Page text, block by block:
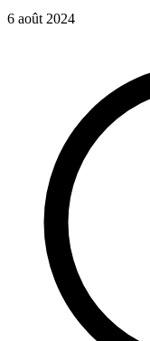
6 août 2024